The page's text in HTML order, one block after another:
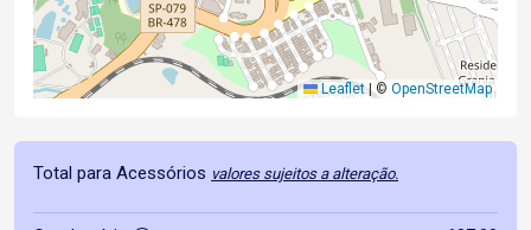
Leaflet |© OpenStreetMap
Total para Acessórios valores sujeitos a alteração.